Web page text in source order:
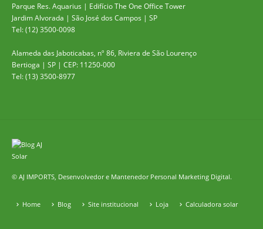
Parque Res. Aquarius | Edifício The One Office Tower
Jardim Alvorada | São José dos Campos | SP
Tel: (12) 3500-0098
Alameda das Jaboticabas, nº 86, Riviera de São Lourenço
Bertioga | SP | CEP: 11250-000
Tel: (13) 3500-8977
© AJ IMPORTS, Desenvolvedor e Mantenedor Personal Marketing Digital.
Home Blog Site institucional Loja Calculadora solar